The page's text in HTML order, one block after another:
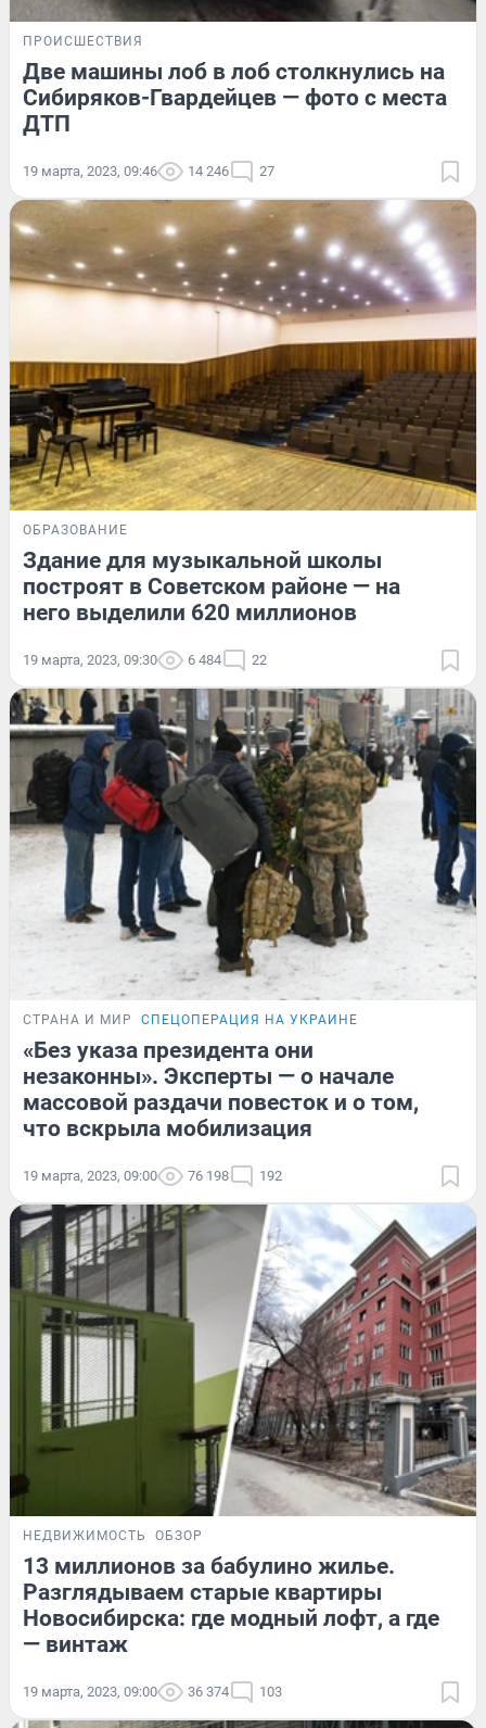
ПРОИСШЕСТВИЯ
Две машины лоб в лоб столкнулись на
Сибиряков-Гвардейцев — фото с места
ДТП
19 марта, 2023, 09:46 14 246 27
ОБРАЗОВАНИЕ
Здание для музыкальной школы
построят в Советском районе — на
него выделили 620 миллионов
19 марта, 2023, 09:30 6 484 22
СТРАНА И МИР СПЕЦОПЕРАЦИЯ НА УКРАИНЕ
«Без указа президента они
незаконны». Эксперты — о начале
массовой раздачи повесток и о том,
что вскрыла мобилизация
19 марта, 2023, 09:00 76 198 192
НЕДВИЖИМОСТЬ ОБЗОР
13 миллионов за бабулино жилье.
Разглядываем старые квартиры
Новосибирска: где модный лофт, а где
— винтаж
19 марта, 2023, 09:00 36 374 103